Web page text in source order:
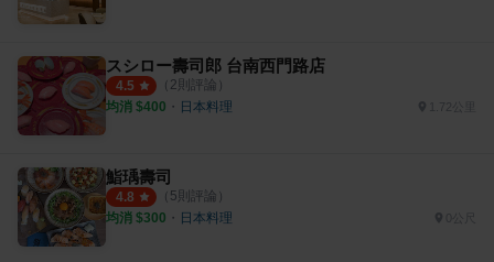
スシロー壽司郎 台南西門路店
4.5 （ 2則評論）
均消 $400 ・ 日本料理 1.72公里
鮨瑀壽司
4.8 （ 5則評論）
均消 $300 ・ 日本料理